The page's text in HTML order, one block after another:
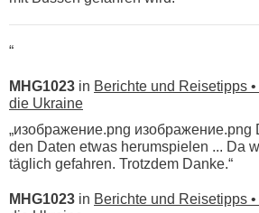
“
MHG1023 in Berichte und Reisetipps
die Ukraine
„изображение.png изображение.png
den Daten etwas herumspielen ... Da
täglich gefahren. Trotzdem Danke.“
MHG1023 in Berichte und Reisetipps